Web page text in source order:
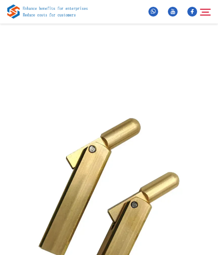
Контактирайте Нас